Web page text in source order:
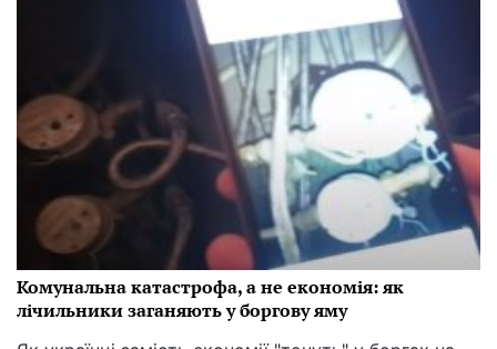
Комунальна катастрофа, а не економія: як
лічильники заганяють у боргову яму